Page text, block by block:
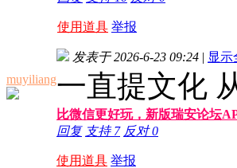
使用道具 举报
muyiliang
发表于 2026-6-23 09:24 | 显示
一直提文化
比微信更好玩，新版瑞安论坛
回复 支持7 反对0
使用道具 举报